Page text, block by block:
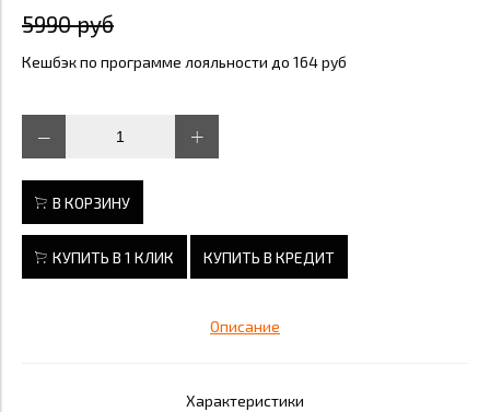
5990 руб
Кешбэк по программе лояльности до 164 руб
В КОРЗИНУ
КУПИТЬ В 1 КЛИК КУПИТЬ В КРЕДИТ
Описание
Характеристики